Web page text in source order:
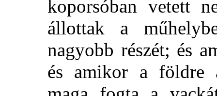
koporsóban vetett
állottak a
nagyobb részét; és
és amikor a földre